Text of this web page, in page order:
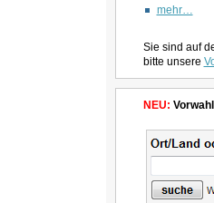
mehr…
Sie sind auf
bitte unsere
NEU: